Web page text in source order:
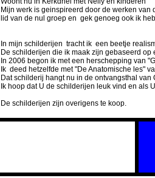
Mijn werk is geinspireerd door de werken
lid van de nul groep en gek genoeg ook ik
In mijn schilderijen tracht ik een beetje
De schilderijen die ik maak zijn gebaseerd
In 2006 begon ik met een herschepping van
Ik deed hetzelfde met "De Anatomische les"
Dat schilderij hangt nu in de ontvangsthal
Ik hoop dat U de schilderijen leuk vind en als
De schilderijen zijn overigens te koop.